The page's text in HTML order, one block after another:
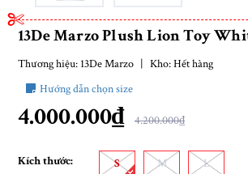
13De Marzo Plush Lion Toy
Thương hiệu: 13De Marzo | Kho:Hết hàng
Hướng dẫn chọn size
4.000.000₫ 4.200.000₫
Kích thước: S M L